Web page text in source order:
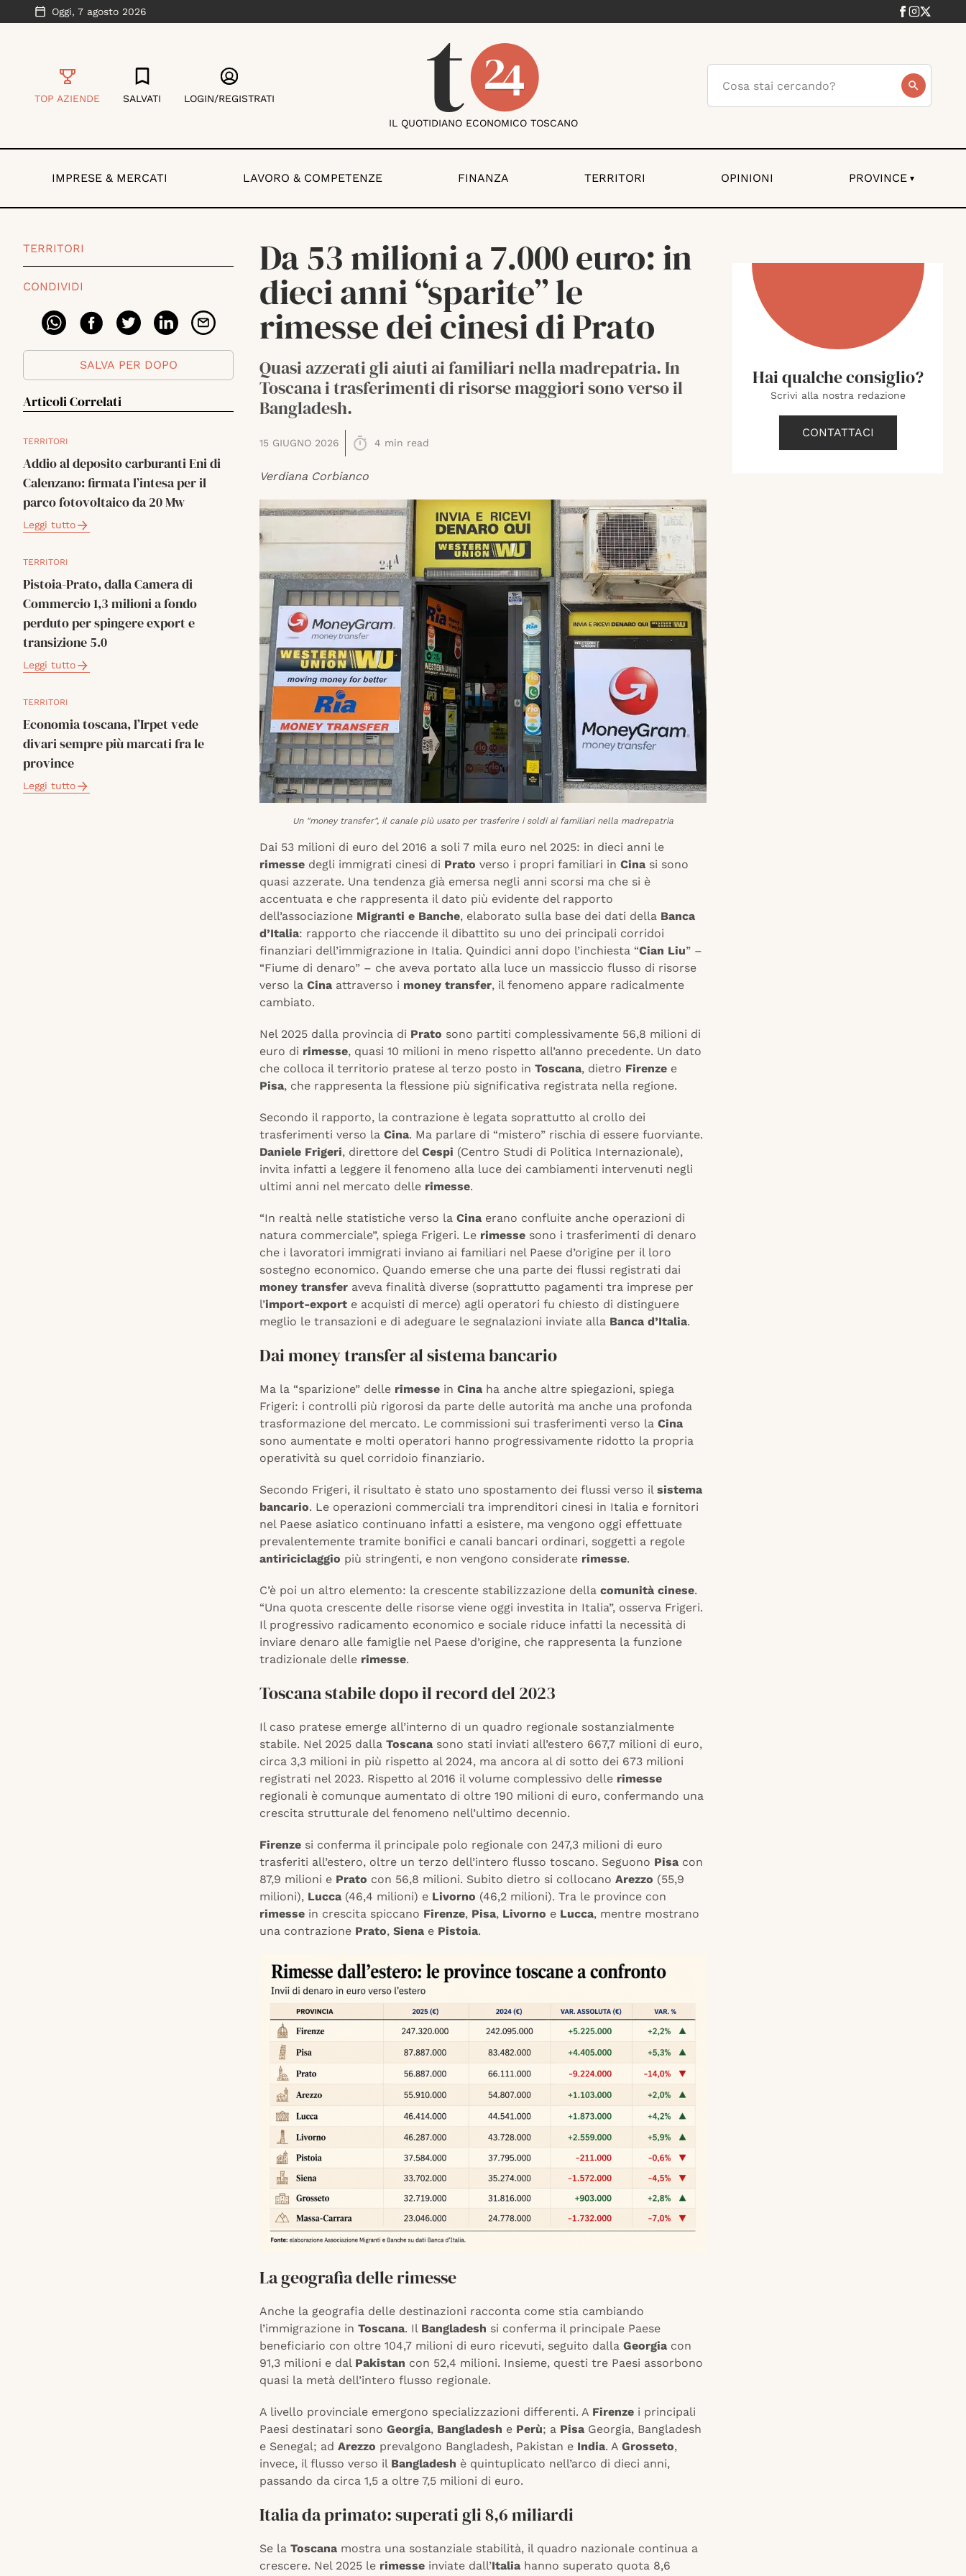
Oggi, 7 agosto 2026
TOP AZIENDE SALVATI LOGIN/REGISTRATI
IL QUOTIDIANO ECONOMICO TOSCANO
IMPRESE & MERCATI LAVORO & COMPETENZE FINANZA TERRITORI OPINIONI PROVINCE ▾
TERRITORI
CONDIVIDI
SALVA PER DOPO
Articoli Correlati
TERRITORI
Addio al deposito carburanti Eni di
Calenzano: firmata l’intesa per il
parco fotovoltaico da 20 Mw
Leggi tutto
TERRITORI
Pistoia-Prato, dalla Camera di
Commercio 1,3 milioni a fondo
perduto per spingere export e
transizione 5.0
Leggi tutto
TERRITORI
Economia toscana, l’Irpet vede
divari sempre più marcati fra le
province
Leggi tutto
Da 53 milioni a 7.000 euro: in
dieci anni “sparite” le
rimesse dei cinesi di Prato
Quasi azzerati gli aiuti ai familiari nella madrepatria. In
Toscana i trasferimenti di risorse maggiori sono verso il
Bangladesh.
15 GIUGNO 2026 4 min read
Verdiana Corbianco
Un "money transfer", il canale più usato per trasferire i soldi ai familiari nella madrepatria
Dai 53 milioni di euro del 2016 a soli 7 mila euro nel 2025: in dieci anni le
rimesse degli immigrati cinesi di Prato verso i propri familiari in Cina si sono
quasi azzerate. Una tendenza già emersa negli anni scorsi ma che si è
accentuata e che rappresenta il dato più evidente del rapporto
dell’associazione Migranti e Banche, elaborato sulla base dei dati della Banca
d’Italia: rapporto che riaccende il dibattito su uno dei principali corridoi
finanziari dell’immigrazione in Italia. Quindici anni dopo l’inchiesta “Cian Liu” –
“Fiume di denaro” – che aveva portato alla luce un massiccio flusso di risorse
verso la Cina attraverso i money transfer, il fenomeno appare radicalmente
cambiato.
Nel 2025 dalla provincia di Prato sono partiti complessivamente 56,8 milioni di
euro di rimesse, quasi 10 milioni in meno rispetto all’anno precedente. Un dato
che colloca il territorio pratese al terzo posto in Toscana, dietro Firenze e
Pisa, che rappresenta la flessione più significativa registrata nella regione.
Secondo il rapporto, la contrazione è legata soprattutto al crollo dei
trasferimenti verso la Cina. Ma parlare di “mistero” rischia di essere fuorviante.
Daniele Frigeri, direttore del Cespi (Centro Studi di Politica Internazionale),
invita infatti a leggere il fenomeno alla luce dei cambiamenti intervenuti negli
ultimi anni nel mercato delle rimesse.
“In realtà nelle statistiche verso la Cina erano confluite anche operazioni di
natura commerciale”, spiega Frigeri. Le rimesse sono i trasferimenti di denaro
che i lavoratori immigrati inviano ai familiari nel Paese d’origine per il loro
sostegno economico. Quando emerse che una parte dei flussi registrati dai
money transfer aveva finalità diverse (soprattutto pagamenti tra imprese per
l’import-export e acquisti di merce) agli operatori fu chiesto di distinguere
meglio le transazioni e di adeguare le segnalazioni inviate alla Banca d’Italia.
Dai money transfer al sistema bancario
Ma la “sparizione” delle rimesse in Cina ha anche altre spiegazioni, spiega
Frigeri: i controlli più rigorosi da parte delle autorità ma anche una profonda
trasformazione del mercato. Le commissioni sui trasferimenti verso la Cina
sono aumentate e molti operatori hanno progressivamente ridotto la propria
operatività su quel corridoio finanziario.
Secondo Frigeri, il risultato è stato uno spostamento dei flussi verso il sistema
bancario. Le operazioni commerciali tra imprenditori cinesi in Italia e fornitori
nel Paese asiatico continuano infatti a esistere, ma vengono oggi effettuate
prevalentemente tramite bonifici e canali bancari ordinari, soggetti a regole
antiriciclaggio più stringenti, e non vengono considerate rimesse.
C’è poi un altro elemento: la crescente stabilizzazione della comunità cinese.
“Una quota crescente delle risorse viene oggi investita in Italia”, osserva Frigeri.
Il progressivo radicamento economico e sociale riduce infatti la necessità di
inviare denaro alle famiglie nel Paese d’origine, che rappresenta la funzione
tradizionale delle rimesse.
Toscana stabile dopo il record del 2023
Il caso pratese emerge all’interno di un quadro regionale sostanzialmente
stabile. Nel 2025 dalla Toscana sono stati inviati all’estero 667,7 milioni di euro,
circa 3,3 milioni in più rispetto al 2024, ma ancora al di sotto dei 673 milioni
registrati nel 2023. Rispetto al 2016 il volume complessivo delle rimesse
regionali è comunque aumentato di oltre 190 milioni di euro, confermando una
crescita strutturale del fenomeno nell’ultimo decennio.
Firenze si conferma il principale polo regionale con 247,3 milioni di euro
trasferiti all’estero, oltre un terzo dell’intero flusso toscano. Seguono Pisa con
87,9 milioni e Prato con 56,8 milioni. Subito dietro si collocano Arezzo (55,9
milioni), Lucca (46,4 milioni) e Livorno (46,2 milioni). Tra le province con
rimesse in crescita spiccano Firenze, Pisa, Livorno e Lucca, mentre mostrano
una contrazione Prato, Siena e Pistoia.
La geografia delle rimesse
Anche la geografia delle destinazioni racconta come stia cambiando
l’immigrazione in Toscana. Il Bangladesh si conferma il principale Paese
beneficiario con oltre 104,7 milioni di euro ricevuti, seguito dalla Georgia con
91,3 milioni e dal Pakistan con 52,4 milioni. Insieme, questi tre Paesi assorbono
quasi la metà dell’intero flusso regionale.
A livello provinciale emergono specializzazioni differenti. A Firenze i principali
Paesi destinatari sono Georgia, Bangladesh e Perù; a Pisa Georgia, Bangladesh
e Senegal; ad Arezzo prevalgono Bangladesh, Pakistan e India. A Grosseto,
invece, il flusso verso il Bangladesh è quintuplicato nell’arco di dieci anni,
passando da circa 1,5 a oltre 7,5 milioni di euro.
Italia da primato: superati gli 8,6 miliardi
Se la Toscana mostra una sostanziale stabilità, il quadro nazionale continua a
crescere. Nel 2025 le rimesse inviate dall’Italia hanno superato quota 8,6
Hai qualche consiglio?
Scrivi alla nostra redazione
CONTATTACI